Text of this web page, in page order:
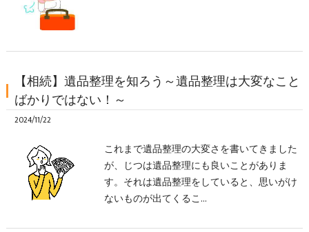
【相続】遺品整理を知ろう～遺品整理は大変なこと
ばかりではない！～
2024/11/22
これまで遺品整理の大変さを書いてきました
が、じつは遺品整理にも良いことがありま
す。それは遺品整理をしていると、思いがけ
ないものが出てくるこ…